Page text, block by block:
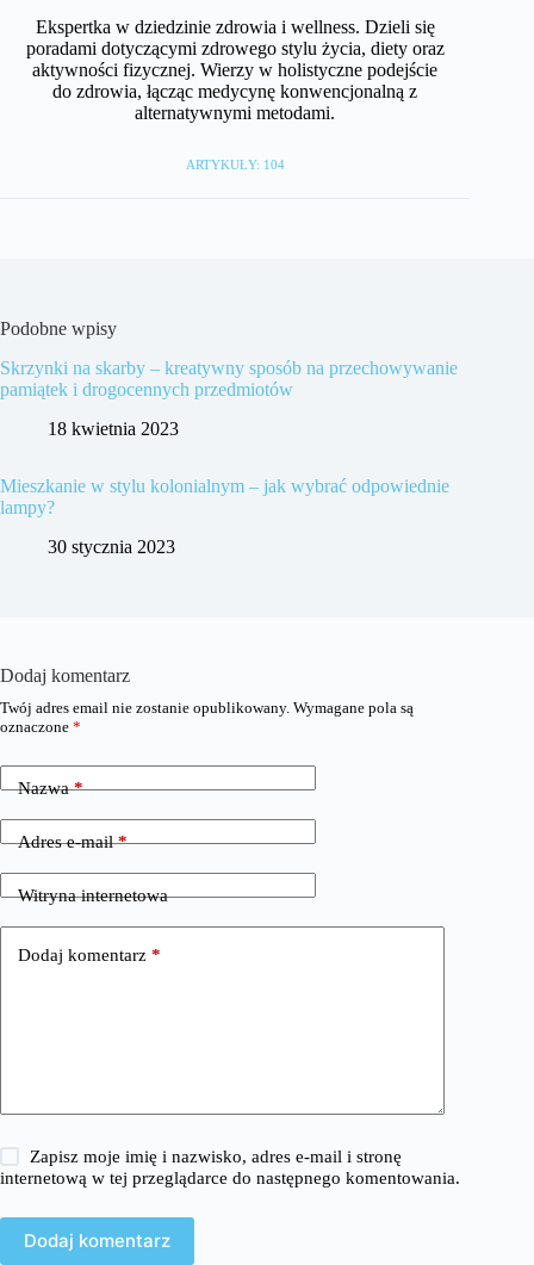
Ekspertka w dziedzinie zdrowia i wellness. Dzieli się
poradami dotyczącymi zdrowego stylu życia, diety oraz
aktywności fizycznej. Wierzy w holistyczne podejście
do zdrowia, łącząc medycynę konwencjonalną z
alternatywnymi metodami.
ARTYKUŁY: 104
Podobne wpisy
Skrzynki na skarby – kreatywny sposób na przechowywanie
pamiątek i drogocennych przedmiotów
18 kwietnia 2023
Mieszkanie w stylu kolonialnym – jak wybrać odpowiednie
lampy?
30 stycznia 2023
Dodaj komentarz
Twój adres email nie zostanie opublikowany. Wymagane pola są
oznaczone *
Nazwa*
Adres e-mail*
Witryna internetowa
Dodaj komentarz *
Zapisz moje imię i nazwisko, adres e-mail i stronę
internetową w tej przeglądarce do następnego komentowania.
Dodaj komentarz